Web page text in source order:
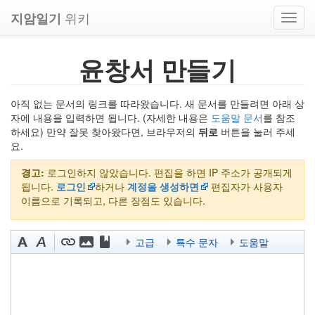
지암일기 위키
윤창서 만들기
아직 없는 문서의 링크를 따라왔습니다. 새 문서를 만들려면 아래 상
자에 내용을 입력하면 됩니다. (자세한 내용은 도움말 문서를 참조
하세요) 만약 잘못 찾아왔다면, 브라우저의 뒤로 버튼을 눌러 주세
요.
경고: 로그인하지 않았습니다. 편집을 하면 IP 주소가 공개되게
됩니다. 로그인 하거나 계정을 생성하면
편집자가 사용자
이름으로 기록되고, 다른 장점도 있습니다.
고급 특수 문자 도움말